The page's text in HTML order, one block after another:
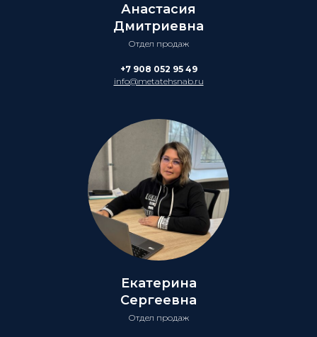
Анастасия
Дмитриевна
Отдел продаж
+7 908 052 95 49
info@metatehsnab.ru
Екатерина
Сергеевна
Отдел продаж